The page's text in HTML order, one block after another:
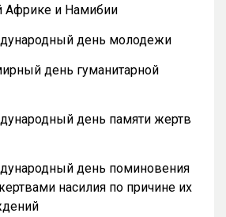
и Намибии
день молодежи
день гуманитарной
день памяти жертв
день поминовения
насилия по причине их